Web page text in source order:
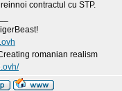
contractul cu STP.
romanian realism